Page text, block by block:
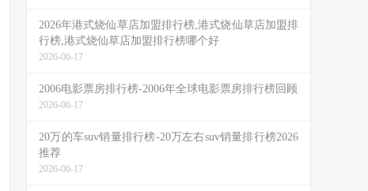
2026年港式烧仙草店加盟排行榜,港式烧仙草店加盟排
行榜,港式烧仙草店加盟排行榜哪个好
2026-06-17
2006电影票房排行榜-2006年全球电影票房排行榜回顾
2026-06-17
20万的车suv销量排行榜-20万左右suv销量排行榜2026
推荐
2026-06-17